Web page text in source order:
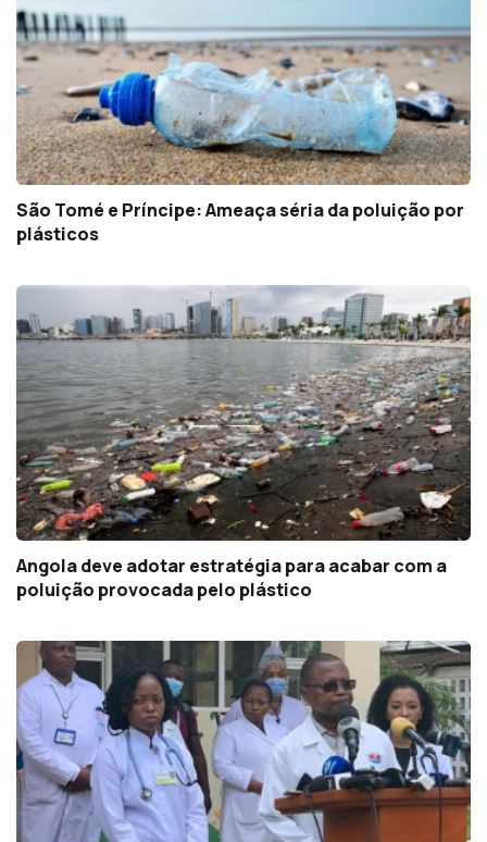
São Tomé e Príncipe: Ameaça séria da poluição por
plásticos
Angola deve adotar estratégia para acabar com a
poluição provocada pelo plástico